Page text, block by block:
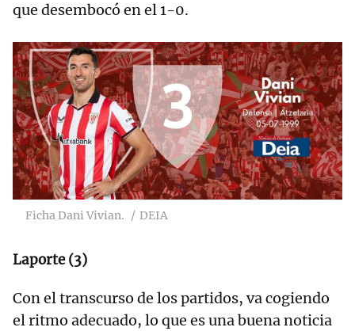
que desembocó en el 1-0.
Ficha Dani Vivian. DEIA
Laporte (3)
Con el transcurso de los partidos, va cogiendo
el ritmo adecuado, lo que es una buena noticia